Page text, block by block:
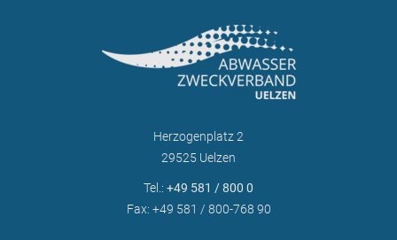
Herzogenplatz 2
29525 Uelzen
Tel.: +49 581 / 800 0
Fax: +49 581 / 800-768 90